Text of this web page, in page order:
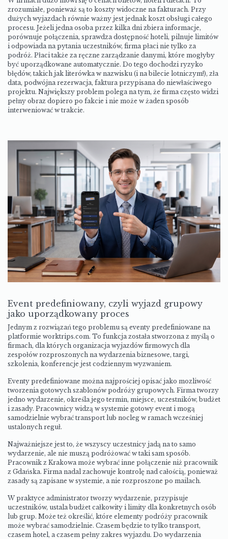
zrozumiałe, ponieważ są to koszty widoczne na fakturach. Przy
dużych wyjazdach równie ważny jest jednak koszt obsługi całego
procesu. Jeżeli jedna osoba przez kilka dni zbiera informacje,
porównuje połączenia, sprawdza dostępność hoteli, pilnuje limitów
i odpowiada na pytania uczestników, firma płaci nie tylko za
podróż. Płaci także za ręczne zarządzanie danymi, które mogłyby
być uporządkowane automatycznie. Do tego dochodzi ryzyko
błędów, takich jak literówka w nazwisku (i na bilecie lotniczym!), zła
data, podwójna rezerwacja, faktura przypisana do niewłaściwego
projektu. Największy problem polega na tym, że firma często widzi
pełny obraz dopiero po fakcie i nie może w żaden sposób
interweniować w trakcie.
Event predefiniowany, czyli wyjazd grupowy
jako uporządkowany proces
Jednym z rozwiązań tego problemu są eventy predefiniowane na
platformie worktrips.com. To funkcja została stworzona z myślą o
firmach, dla których organizacja wyjazdów firmowych dla
zespołów rozproszonych na wydarzenia biznesowe, targi,
szkolenia, konferencje jest codziennym wyzwaniem.
Eventy predefiniowane można najprościej opisać jako mozliwość
tworzenia gotowych szablonów podróży grupowych. Firma tworzy
jedno wydarzenie, określa jego termin, miejsce, uczestników, budżet
i zasady. Pracownicy widzą w systemie gotowy event i mogą
samodzielnie wybrać transport lub nocleg w ramach wcześniej
ustalonych reguł.
Najważniejsze jest to, że wszyscy uczestnicy jadą na to samo
wydarzenie, ale nie muszą podróżować w taki sam sposób.
Pracownik z Krakowa może wybrać inne połączenie niż pracownik
z Gdańska. Firma nadal zachowuje kontrolę nad całością, ponieważ
zasady są zapisane w systemie, a nie rozproszone po mailach.
W praktyce administrator tworzy wydarzenie, przypisuje
uczestników, ustala budżet całkowity i limity dla konkretnych osób
lub grup. Może też określić, które elementy podróży pracownik
może wybrać samodzielnie. Czasem będzie to tylko transport,
czasem hotel, a czasem pełny zakres wyjazdu. Do wydarzenia